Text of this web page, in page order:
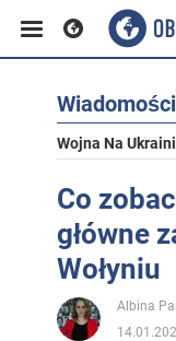
Wiadomości
Wojna Na
Co
główne
Wołyniu
Albina